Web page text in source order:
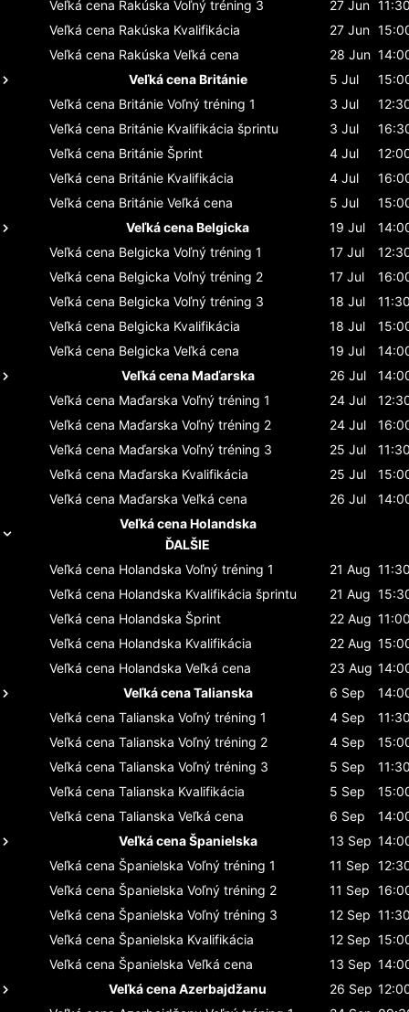
Veľká cena Rakúska Voľný tréning 3 27 Jun 11:30
Veľká cena Rakúska Kvalifikácia 27 Jun
Veľká cena Rakúska Veľká cena 28 Jun
Veľká cena Británie
5 Jul
Veľká cena Británie Voľný tréning 1 3 Jul
Veľká cena Británie Kvalifikácia šprintu 3 Jul
Veľká cena Británie Šprint 4 Jul
Veľká cena Británie Kvalifikácia 4 Jul
Veľká cena Británie Veľká cena 5 Jul
Veľká cena Belgicka
19 Jul
Veľká cena Belgicka Voľný tréning 1 17 Jul
Veľká cena Belgicka Voľný tréning 2 17 Jul
Veľká cena Belgicka Voľný tréning 3 18 Jul
11:30
Veľká cena Belgicka Kvalifikácia 18 Jul
Veľká cena Belgicka Veľká cena 19 Jul
Veľká cena Maďarska
26 Jul
Veľká cena Maďarska Voľný tréning 1 24 Jul
Veľká cena Maďarska Voľný tréning 2 24 Jul
Veľká cena Maďarska Voľný tréning 3 25 Jul
11:30
Veľká cena Maďarska Kvalifikácia 25 Jul
Veľká cena Maďarska Veľká cena 26 Jul
Veľká cena Holandska
ĎALŠIE
Veľká cena Holandska Voľný tréning 1 21 Aug 11:30
Veľká cena Holandska Kvalifikácia šprintu 21 Aug
Veľká cena Holandska Šprint 22 Aug 11:00
Veľká cena Holandska Kvalifikácia 22 Aug
Veľká cena Holandska Veľká cena 23 Aug
Veľká cena Talianska
6 Sep
Veľká cena Talianska Voľný tréning 1 4 Sep
11:30
Veľká cena Talianska Voľný tréning 2 4 Sep
Veľká cena Talianska Voľný tréning 3 5 Sep
11:30
Veľká cena Talianska Kvalifikácia 5 Sep
Veľká cena Talianska Veľká cena 6 Sep
Veľká cena Španielska
13 Sep
Veľká cena Španielska Voľný tréning 1 11 Sep
Veľká cena Španielska Voľný tréning 2 11 Sep
Veľká cena Španielska Voľný tréning 3 12 Sep 11:30
Veľká cena Španielska Kvalifikácia 12 Sep
Veľká cena Španielska Veľká cena 13 Sep
Veľká cena Azerbajdžanu
26 Sep